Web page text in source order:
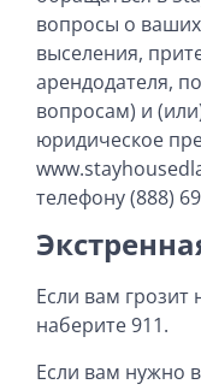
вопросы о
выселения,
арендодателя,
вопросам) и
юридическое
телефону (888)
Если вам грозит
наберите 911.
Если вам нужно